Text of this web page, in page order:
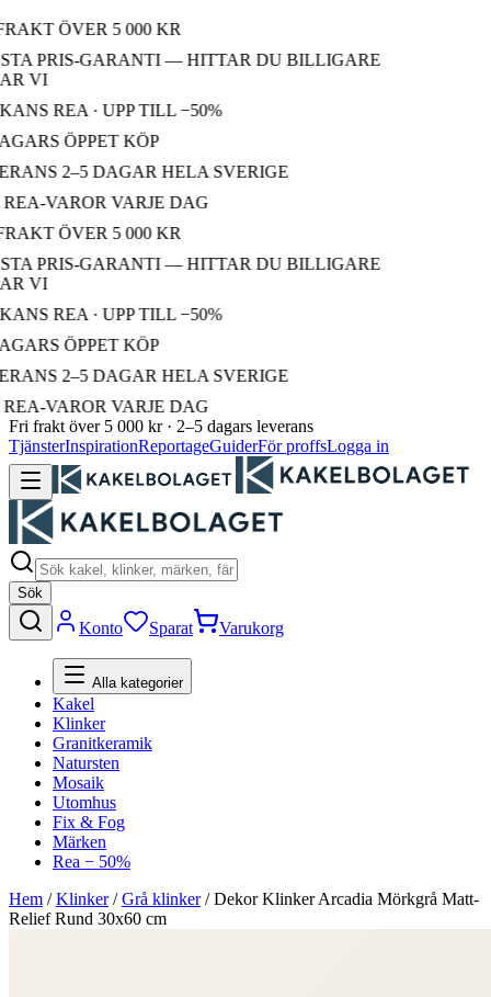
ÖVER 5 000 KR
PRIS-GARANTI — HITTAR DU BILLIGARE
VI
REA · UPP TILL −50%
ÖPPET KÖP
2–5 DAGAR HELA SVERIGE
VAROR VARJE DAG
ÖVER 5 000 KR
PRIS-GARANTI — HITTAR DU BILLIGARE
VI
REA · UPP TILL −50%
ÖPPET KÖP
2–5 DAGAR HELA SVERIGE
VAROR VARJE DAG
Fri frakt över 5 000 kr · 2–5 dagars leverans
TjänsterInspirationReportageGuiderFör proffsLogga in
Sök
Konto Sparat Varukorg
Alla kategorier
Kakel
Klinker
Granitkeramik
Natursten
Mosaik
Utomhus
Fix & Fog
Märken
Rea − 50%
Hem /Klinker/Grå klinker/Dekor Klinker Arcadia Mörkgrå Matt-
Relief Rund 30x60 cm